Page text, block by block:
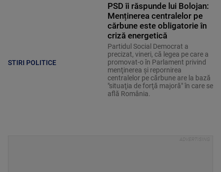
STIRI POLITICE
PSD îi răspunde lui Bolojan:
Menținerea centralelor pe
cărbune este obligatorie în
criză energetică
Partidul Social Democrat a
precizat, vineri, că legea pe care a
promovat-o în Parlament privind
menţinerea şi repornirea
centralelor pe cărbune are la bază
"situaţia de forţă majoră" în care se
află România.